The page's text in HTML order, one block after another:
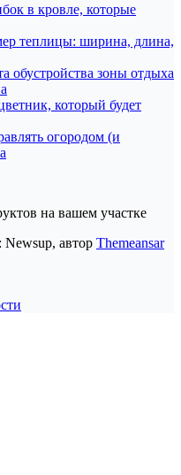
в кровле, которые
теплицы: ширина, длина,
обустройства зоны отдыха
который будет
огородом (и
на вашем участке
Newsup, автор Themeansar